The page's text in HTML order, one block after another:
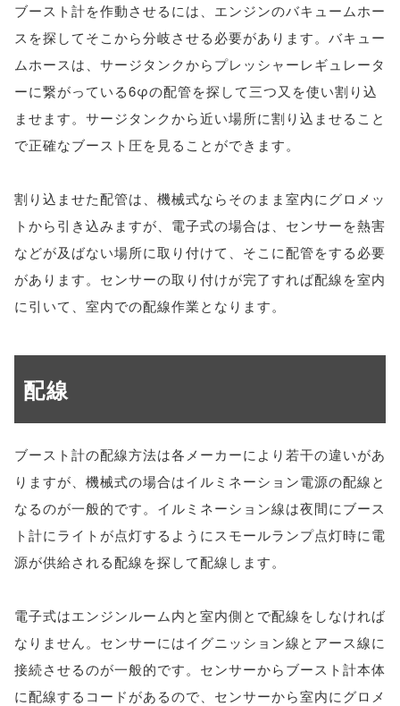
ブースト計を作動させるには、エンジンのバキュームホー
スを探してそこから分岐させる必要があります。バキュー
ムホースは、サージタンクからプレッシャーレギュレータ
ーに繋がっている6φの配管を探して三つ又を使い割り込
ませます。サージタンクから近い場所に割り込ませること
で正確なブースト圧を見ることができます。
割り込ませた配管は、機械式ならそのまま室内にグロメッ
トから引き込みますが、電子式の場合は、センサーを熱害
などが及ばない場所に取り付けて、そこに配管をする必要
があります。センサーの取り付けが完了すれば配線を室内
に引いて、室内での配線作業となります。
配線
ブースト計の配線方法は各メーカーにより若干の違いがあ
りますが、機械式の場合はイルミネーション電源の配線と
なるのが一般的です。イルミネーション線は夜間にブース
ト計にライトが点灯するようにスモールランプ点灯時に電
源が供給される配線を探して配線します。
電子式はエンジンルーム内と室内側とで配線をしなければ
なりません。センサーにはイグニッション線とアース線に
接続させるのが一般的です。センサーからブースト計本体
に配線するコードがあるので、センサーから室内にグロメ